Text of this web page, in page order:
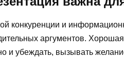
конкуренции и
аргументов.
и убеждать, вызывать